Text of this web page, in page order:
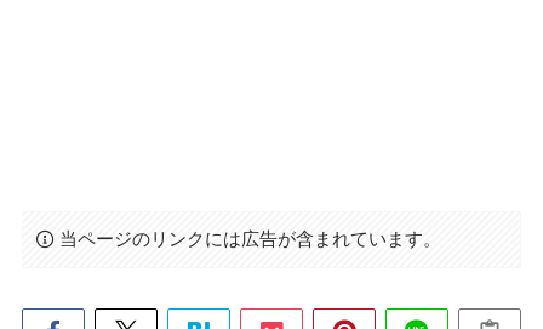
当ページのリンクには広告が含まれています。